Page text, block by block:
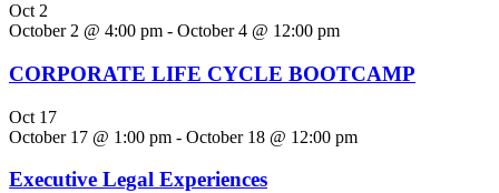
Oct 2
October 2 @ 4:00 pm - October 4 @ 12:00 pm
CORPORATE LIFE CYCLE BOOTCAMP
Oct 17
October 17 @ 1:00 pm - October 18 @ 12:00 pm
Executive Legal Experiences